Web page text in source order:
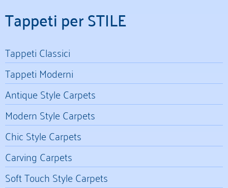
Tappeti per STILE
Tappeti Classici
Tappeti Moderni
Antique Style Carpets
Modern Style Carpets
Chic Style Carpets
Carving Carpets
Soft Touch Style Carpets